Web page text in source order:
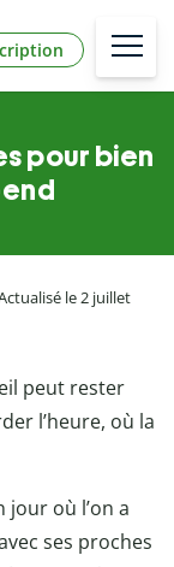
pour bien
le 2 juillet
peut rester
l’heure, où la
où l’on a
ses proches